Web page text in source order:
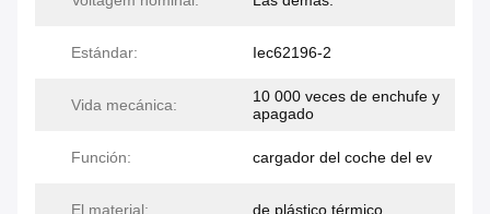
Estándar: Iec62196-2
Vida mecánica:
10 000 veces de enchufe y
apagado
Función: cargador del coche del ev
El material: de plástico térmico